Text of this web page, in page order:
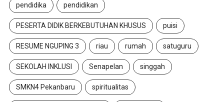
pendidika pendidikan
PESERTA DIDIK BERKEBUTUHAN KHUSUS puisi
RESUME NGUPING 3 riau rumah satuguru
SEKOLAH INKLUSI Senapelan singgah
SMKN4 Pekanbaru spiritualitas